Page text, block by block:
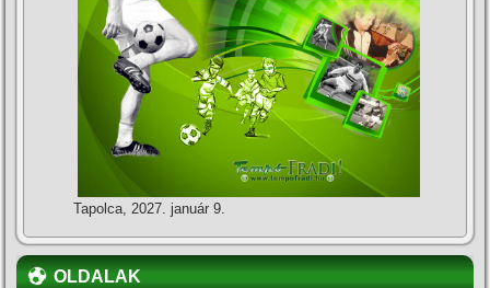
Tapolca, 2027. január 9.
OLDALAK